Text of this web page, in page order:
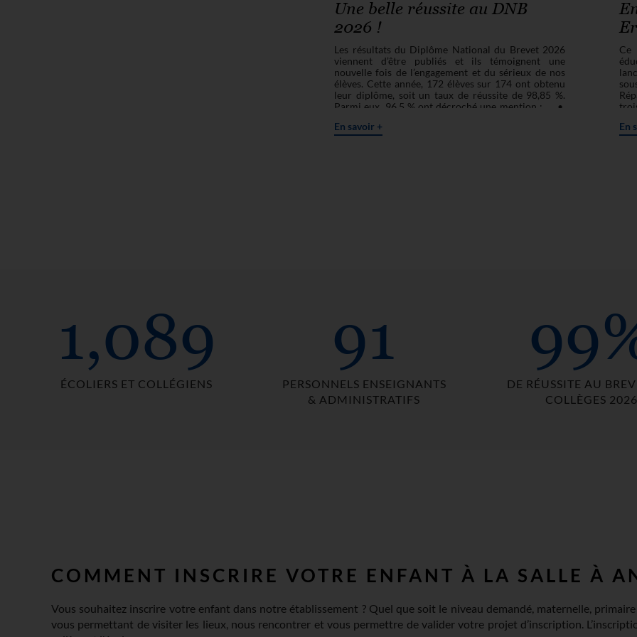
Une belle réussite au DNB
2026 !
Les résultats du Diplôme National du Brevet 2026
viennent d’être publiés et ils témoignent une
nouvelle fois de l’engagement et du sérieux de nos
élèves. Cette année, 172 élèves sur 174 ont obtenu
leur diplôme, soit un taux de réussite de 98,85 %.
Parmi eux, 96,5 % ont décroché une mention : •
mentions Très Bien • 30,18 % de mentions Bien
En savoir +
Ce
En
1,089
ÉCOLIERS ET COLLÉGIENS
91
PERSONNELS ENSEIGNANTS
& ADMINISTRATIFS
DE RÉUSSITE AU
COLLÈGES 2026
COMMENT INSCRIRE VOTRE ENFANT À LA SALLE À
Vous souhaitez inscrire votre enfant dans notre établissement ? Quel que soit le niveau demandé, maternelle,
vous permettant de visiter les lieux, nous rencontrer et vous permettre de valider votre projet d’inscription.